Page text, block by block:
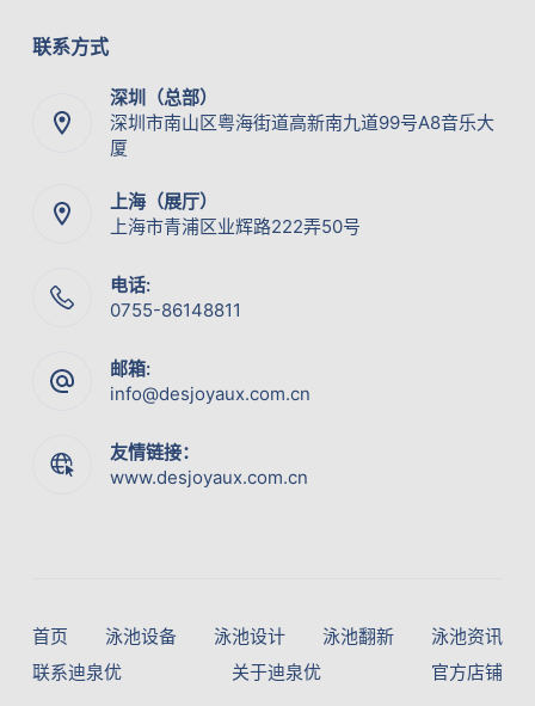
联系方式
深圳（总部）
深圳市南山区粤海街道高新南九道99号A8音乐大
厦
上海（展厅）
上海市青浦区业辉路222弄50号
电话:
0755-86148811
邮箱:
info@desjoyaux.com.cn
友情链接：
www.desjoyaux.com.cn
首页 泳池设备 泳池设计 泳池翻新
泳池资讯
联系迪泉优
关于迪泉优 官方店铺